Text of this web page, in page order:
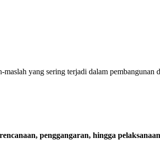
yang sering terjadi dalam pembangunan
penggangaran, hingga